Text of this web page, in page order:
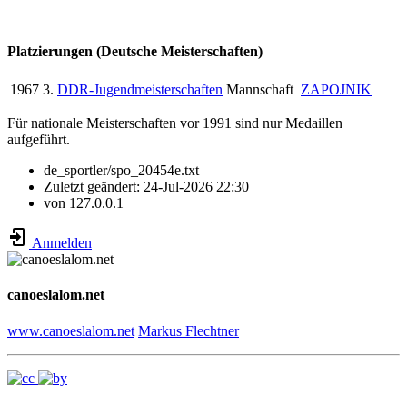
Platzierungen (Deutsche Meisterschaften)
1967 3. DDR-Jugendmeisterschaften Mannschaft ZAPOJNIK
Für nationale Meisterschaften vor 1991 sind nur Medaillen
aufgeführt.
de_sportler/spo_20454e.txt
Zuletzt geändert: 24-Jul-2026 22:30
von 127.0.0.1
Anmelden
canoeslalom.net
www.canoeslalom.net Markus Flechtner